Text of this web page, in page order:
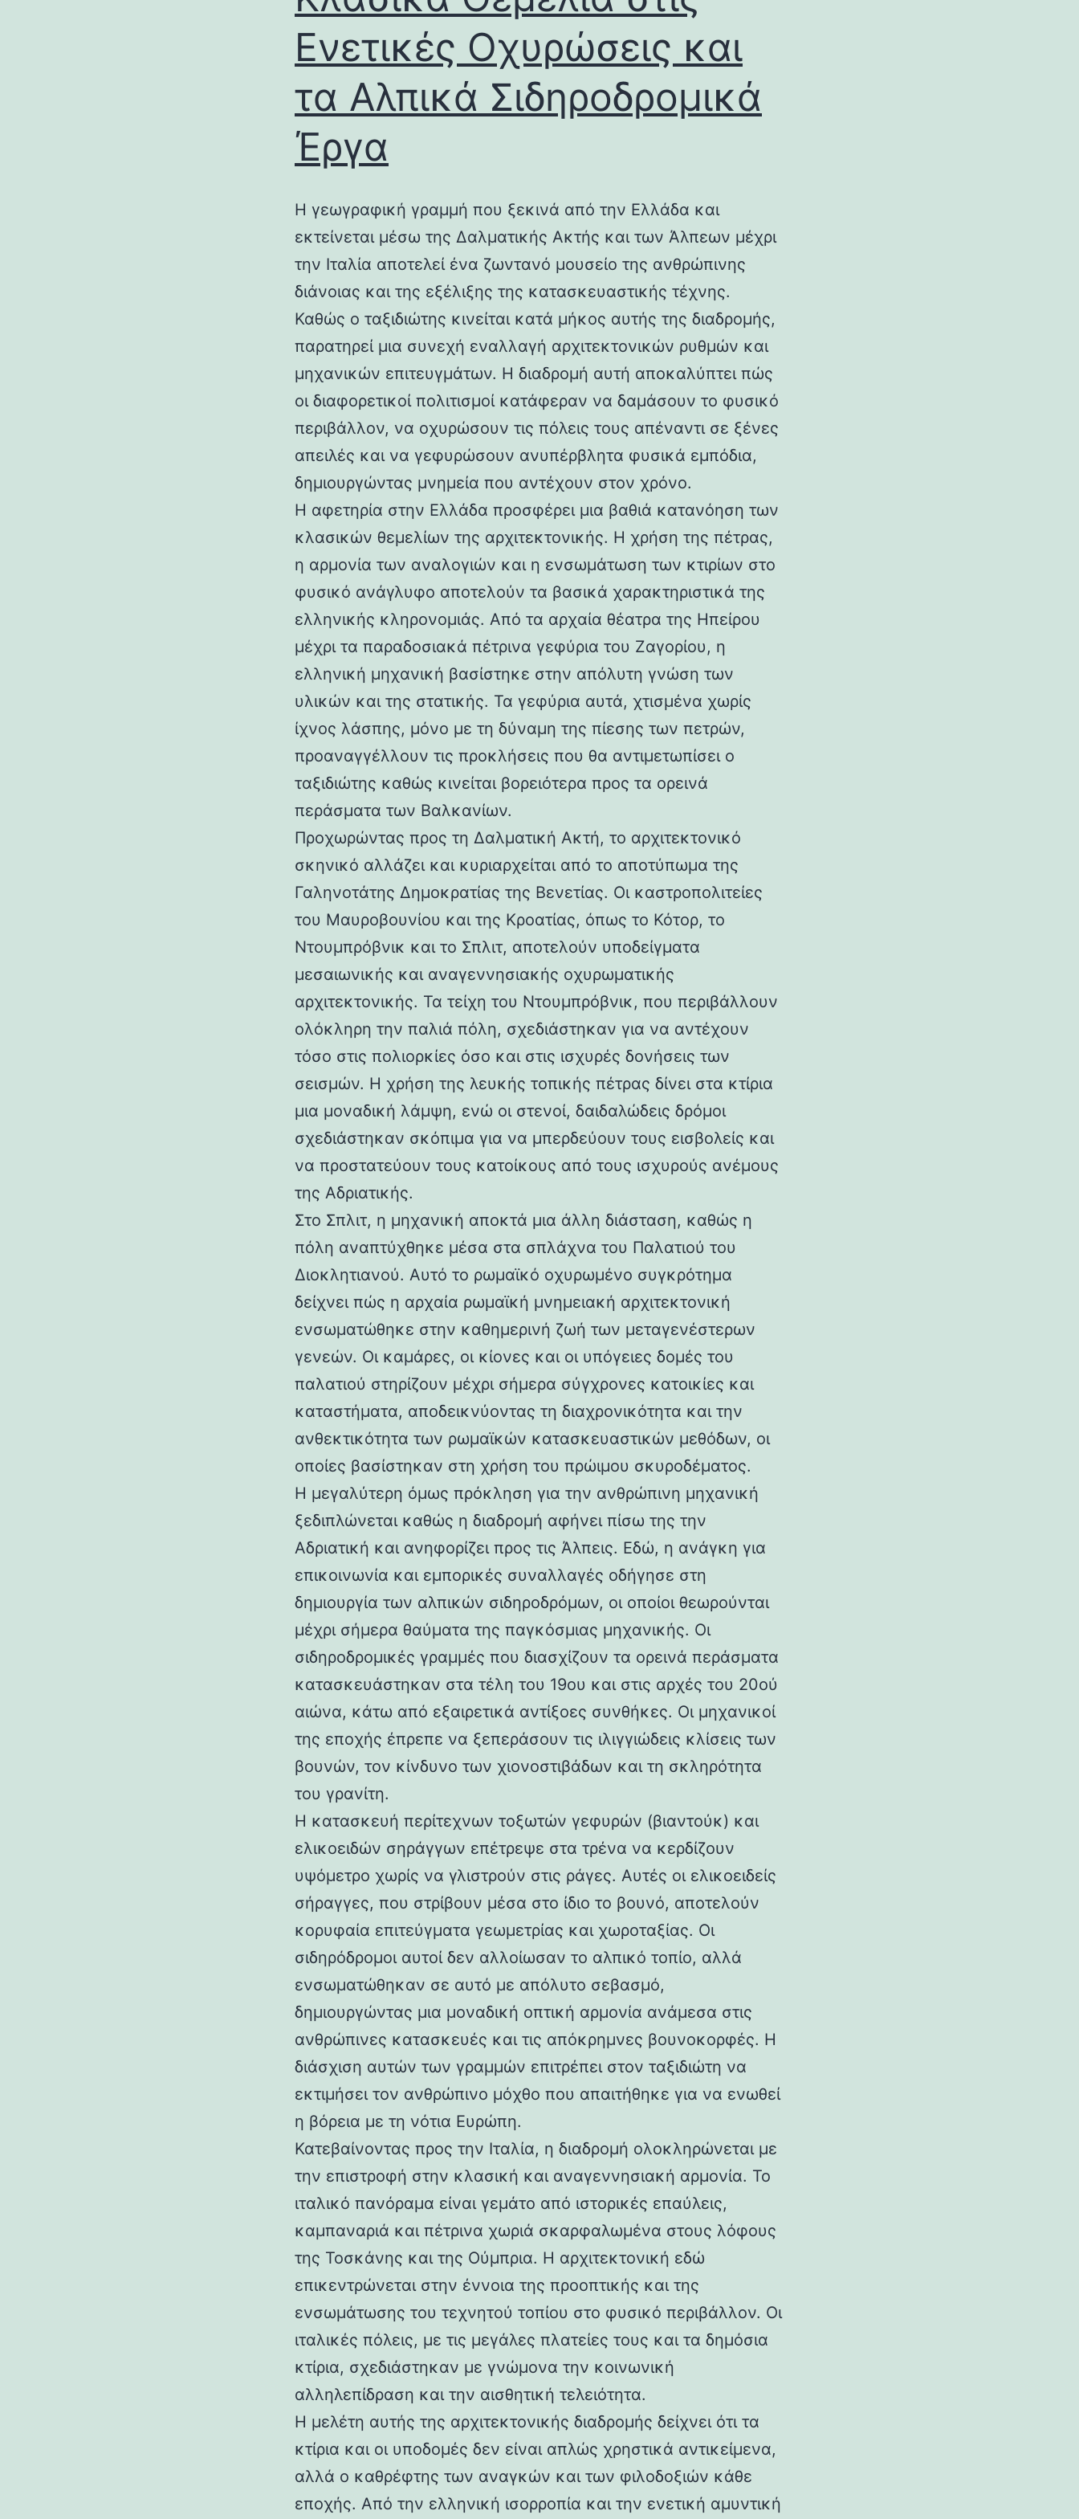
Ενετικές Οχυρώσεις και
τα Αλπικά Σιδηροδρομικά
Έργα
Η γεωγραφική γραμμή που ξεκινά από την Ελλάδα και
εκτείνεται μέσω της Δαλματικής Ακτής και των Άλπεων μέχρι
την Ιταλία αποτελεί ένα ζωντανό μουσείο της ανθρώπινης
διάνοιας και της εξέλιξης της κατασκευαστικής τέχνης.
Καθώς ο ταξιδιώτης κινείται κατά μήκος αυτής της διαδρομής,
παρατηρεί μια συνεχή εναλλαγή αρχιτεκτονικών ρυθμών και
μηχανικών επιτευγμάτων. Η διαδρομή αυτή αποκαλύπτει πώς
οι διαφορετικοί πολιτισμοί κατάφεραν να δαμάσουν το φυσικό
περιβάλλον, να οχυρώσουν τις πόλεις τους απέναντι σε ξένες
απειλές και να γεφυρώσουν ανυπέρβλητα φυσικά εμπόδια,
δημιουργώντας μνημεία που αντέχουν στον χρόνο.
Η αφετηρία στην Ελλάδα προσφέρει μια βαθιά κατανόηση των
κλασικών θεμελίων της αρχιτεκτονικής. Η χρήση της πέτρας,
η αρμονία των αναλογιών και η ενσωμάτωση των κτιρίων στο
φυσικό ανάγλυφο αποτελούν τα βασικά χαρακτηριστικά της
ελληνικής κληρονομιάς. Από τα αρχαία θέατρα της Ηπείρου
μέχρι τα παραδοσιακά πέτρινα γεφύρια του Ζαγορίου, η
ελληνική μηχανική βασίστηκε στην απόλυτη γνώση των
υλικών και της στατικής. Τα γεφύρια αυτά, χτισμένα χωρίς
ίχνος λάσπης, μόνο με τη δύναμη της πίεσης των πετρών,
προαναγγέλλουν τις προκλήσεις που θα αντιμετωπίσει ο
ταξιδιώτης καθώς κινείται βορειότερα προς τα ορεινά
περάσματα των Βαλκανίων.
Προχωρώντας προς τη Δαλματική Ακτή, το αρχιτεκτονικό
σκηνικό αλλάζει και κυριαρχείται από το αποτύπωμα της
Γαληνοτάτης Δημοκρατίας της Βενετίας. Οι καστροπολιτείες
του Μαυροβουνίου και της Κροατίας, όπως το Κότορ, το
Ντουμπρόβνικ και το Σπλιτ, αποτελούν υποδείγματα
μεσαιωνικής και αναγεννησιακής οχυρωματικής
αρχιτεκτονικής. Τα τείχη του Ντουμπρόβνικ, που περιβάλλουν
ολόκληρη την παλιά πόλη, σχεδιάστηκαν για να αντέχουν
τόσο στις πολιορκίες όσο και στις ισχυρές δονήσεις των
σεισμών. Η χρήση της λευκής τοπικής πέτρας δίνει στα κτίρια
μια μοναδική λάμψη, ενώ οι στενοί, δαιδαλώδεις δρόμοι
σχεδιάστηκαν σκόπιμα για να μπερδεύουν τους εισβολείς και
να προστατεύουν τους κατοίκους από τους ισχυρούς ανέμους
της Αδριατικής.
Στο Σπλιτ, η μηχανική αποκτά μια άλλη διάσταση, καθώς η
πόλη αναπτύχθηκε μέσα στα σπλάχνα του Παλατιού του
Διοκλητιανού. Αυτό το ρωμαϊκό οχυρωμένο συγκρότημα
δείχνει πώς η αρχαία ρωμαϊκή μνημειακή αρχιτεκτονική
ενσωματώθηκε στην καθημερινή ζωή των μεταγενέστερων
γενεών. Οι καμάρες, οι κίονες και οι υπόγειες δομές του
παλατιού στηρίζουν μέχρι σήμερα σύγχρονες κατοικίες και
καταστήματα, αποδεικνύοντας τη διαχρονικότητα και την
ανθεκτικότητα των ρωμαϊκών κατασκευαστικών μεθόδων, οι
οποίες βασίστηκαν στη χρήση του πρώιμου σκυροδέματος.
Η μεγαλύτερη όμως πρόκληση για την ανθρώπινη μηχανική
ξεδιπλώνεται καθώς η διαδρομή αφήνει πίσω της την
Αδριατική και ανηφορίζει προς τις Άλπεις. Εδώ, η ανάγκη για
επικοινωνία και εμπορικές συναλλαγές οδήγησε στη
δημιουργία των αλπικών σιδηροδρόμων, οι οποίοι θεωρούνται
μέχρι σήμερα θαύματα της παγκόσμιας μηχανικής. Οι
σιδηροδρομικές γραμμές που διασχίζουν τα ορεινά περάσματα
κατασκευάστηκαν στα τέλη του 19ου και στις αρχές του 20ού
αιώνα, κάτω από εξαιρετικά αντίξοες συνθήκες. Οι μηχανικοί
της εποχής έπρεπε να ξεπεράσουν τις ιλιγγιώδεις κλίσεις των
βουνών, τον κίνδυνο των χιονοστιβάδων και τη σκληρότητα
του γρανίτη.
Η κατασκευή περίτεχνων τοξωτών γεφυρών (βιαντούκ) και
ελικοειδών σηράγγων επέτρεψε στα τρένα να κερδίζουν
υψόμετρο χωρίς να γλιστρούν στις ράγες. Αυτές οι ελικοειδείς
σήραγγες, που στρίβουν μέσα στο ίδιο το βουνό, αποτελούν
κορυφαία επιτεύγματα γεωμετρίας και χωροταξίας. Οι
σιδηρόδρομοι αυτοί δεν αλλοίωσαν το αλπικό τοπίο, αλλά
ενσωματώθηκαν σε αυτό με απόλυτο σεβασμό,
δημιουργώντας μια μοναδική οπτική αρμονία ανάμεσα στις
ανθρώπινες κατασκευές και τις απόκρημνες βουνοκορφές. Η
διάσχιση αυτών των γραμμών επιτρέπει στον ταξιδιώτη να
εκτιμήσει τον ανθρώπινο μόχθο που απαιτήθηκε για να ενωθεί
η βόρεια με τη νότια Ευρώπη.
Κατεβαίνοντας προς την Ιταλία, η διαδρομή ολοκληρώνεται με
την επιστροφή στην κλασική και αναγεννησιακή αρμονία. Το
ιταλικό πανόραμα είναι γεμάτο από ιστορικές επαύλεις,
καμπαναριά και πέτρινα χωριά σκαρφαλωμένα στους λόφους
της Τοσκάνης και της Ούμπρια. Η αρχιτεκτονική εδώ
επικεντρώνεται στην έννοια της προοπτικής και της
ενσωμάτωσης του τεχνητού τοπίου στο φυσικό περιβάλλον. Οι
ιταλικές πόλεις, με τις μεγάλες πλατείες τους και τα δημόσια
κτίρια, σχεδιάστηκαν με γνώμονα την κοινωνική
αλληλεπίδραση και την αισθητική τελειότητα.
Η μελέτη αυτής της αρχιτεκτονικής διαδρομής δείχνει ότι τα
κτίρια και οι υποδομές δεν είναι απλώς χρηστικά αντικείμενα,
αλλά ο καθρέφτης των αναγκών και των φιλοδοξιών κάθε
εποχής. Από την ελληνική ισορροπία και την ενετική αμυντική